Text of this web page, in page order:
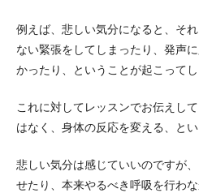
例えば、悲しい気分になると、そ
ない緊張をしてしまったり、発声
かったり、ということが起こってし
これに対してレッスンでお伝えし
はなく、身体の反応を変える、とい
悲しい気分は感じていいのですが
せたり、本来やるべき呼吸を行わ